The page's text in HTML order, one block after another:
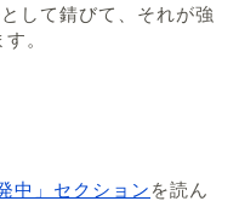
して錆びて、それが強
。
中」セクション を読ん